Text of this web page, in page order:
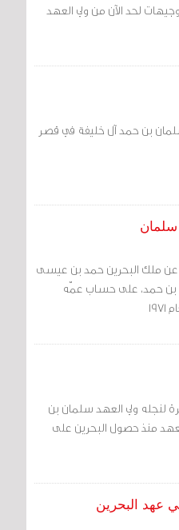
توجيهات لحد الآن من ولي العهد
بن حمد آل خليفة في قصر
سلمان
جديد صدر أمس الثلاثاء (23 أكتوبر/ تشرين الأول 2018) عن ملك البحرين حمد بن عيسى
بن حمد، على حساب عمّه
لنجله ولي العهد سلمان بن
منذ حصول البحرين على
عهد البحرين